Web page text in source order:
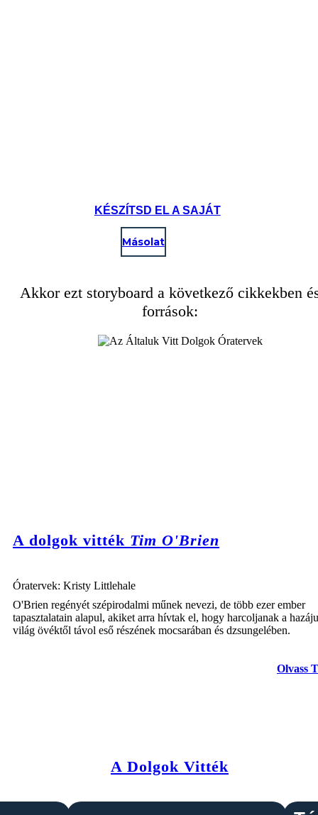
KÉSZÍTSD EL A SAJÁT
Másolat
Akkor ezt storyboard a következő cikkekben
források:
A dolgok vitték Tim O'Brien
Óratervek: Kristy Littlehale
O'Brien regényét szépirodalmi műnek nevezi, de több ezer ember
tapasztalatain alapul, akiket arra hívtak el, hogy harcoljanak a
világ övéktől távol eső részének mocsarában és dzsungelében.
Olvass
A Dolgok Vitték